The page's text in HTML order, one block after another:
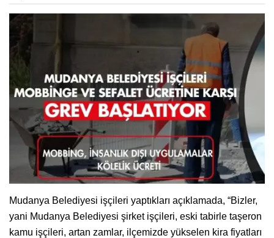
Mudanya Belediyesi işçileri yaptıkları açıklamada, “Bizler,
yani Mudanya Belediyesi şirket işçileri, eski tabirle taşeron
kamu işçileri, artan zamlar, ilçemizde yükselen kira fiyatları